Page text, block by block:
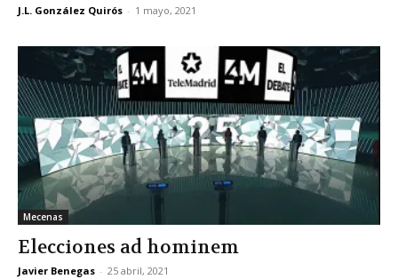
J.L. González Quirós - 1 mayo, 2021
Mecenas
Elecciones ad hominem
Javier Benegas - 25 abril, 2021